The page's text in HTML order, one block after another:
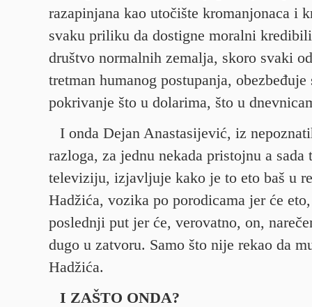
razapinjana kao utočište kromanjonaca i
svaku priliku da dostigne moralni
društvo normalnih zemalja, skoro svaki
tretman humanog postupanja, obezbeđuje
pokrivanje što u dolarima, što u
I onda Dejan Anastasijević, iz
razloga, za jednu nekada pristojnu a sada
televiziju, izjavljuje kako je to eto baš u
Hadžića, vozika po porodicama jer će
poslednji put jer će, verovatno, on,
dugo u zatvoru. Samo što nije rekao da
Hadžića.
I ZAŠTO ONDA?